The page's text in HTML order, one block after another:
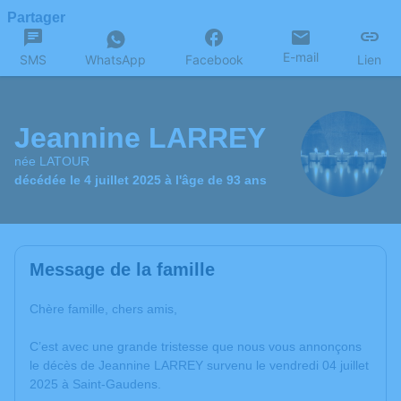
Partager
SMS WhatsApp Facebook E-mail Lien
Jeannine LARREY
née LATOUR
décédée le 4 juillet 2025 à l'âge de 93 ans
Message de la famille
Chère famille, chers amis,
C’est avec une grande tristesse que nous vous annonçons
le décès de Jeannine LARREY survenu le vendredi 04 juillet
2025 à Saint-Gaudens.